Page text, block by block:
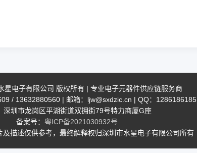
星电子有限公司 版权所有 | 专业电子元器件供应链服务商
/ 13632880560 | 邮箱：ljw@sxdzic.cn | QQ：1286186185
深圳市龙岗区平湖街道双拥街79号特力商厦G座
备案号： 粤ICP备2021030932号
及描述仅供参考，最终解释权归深圳市水星电子有限公司所有